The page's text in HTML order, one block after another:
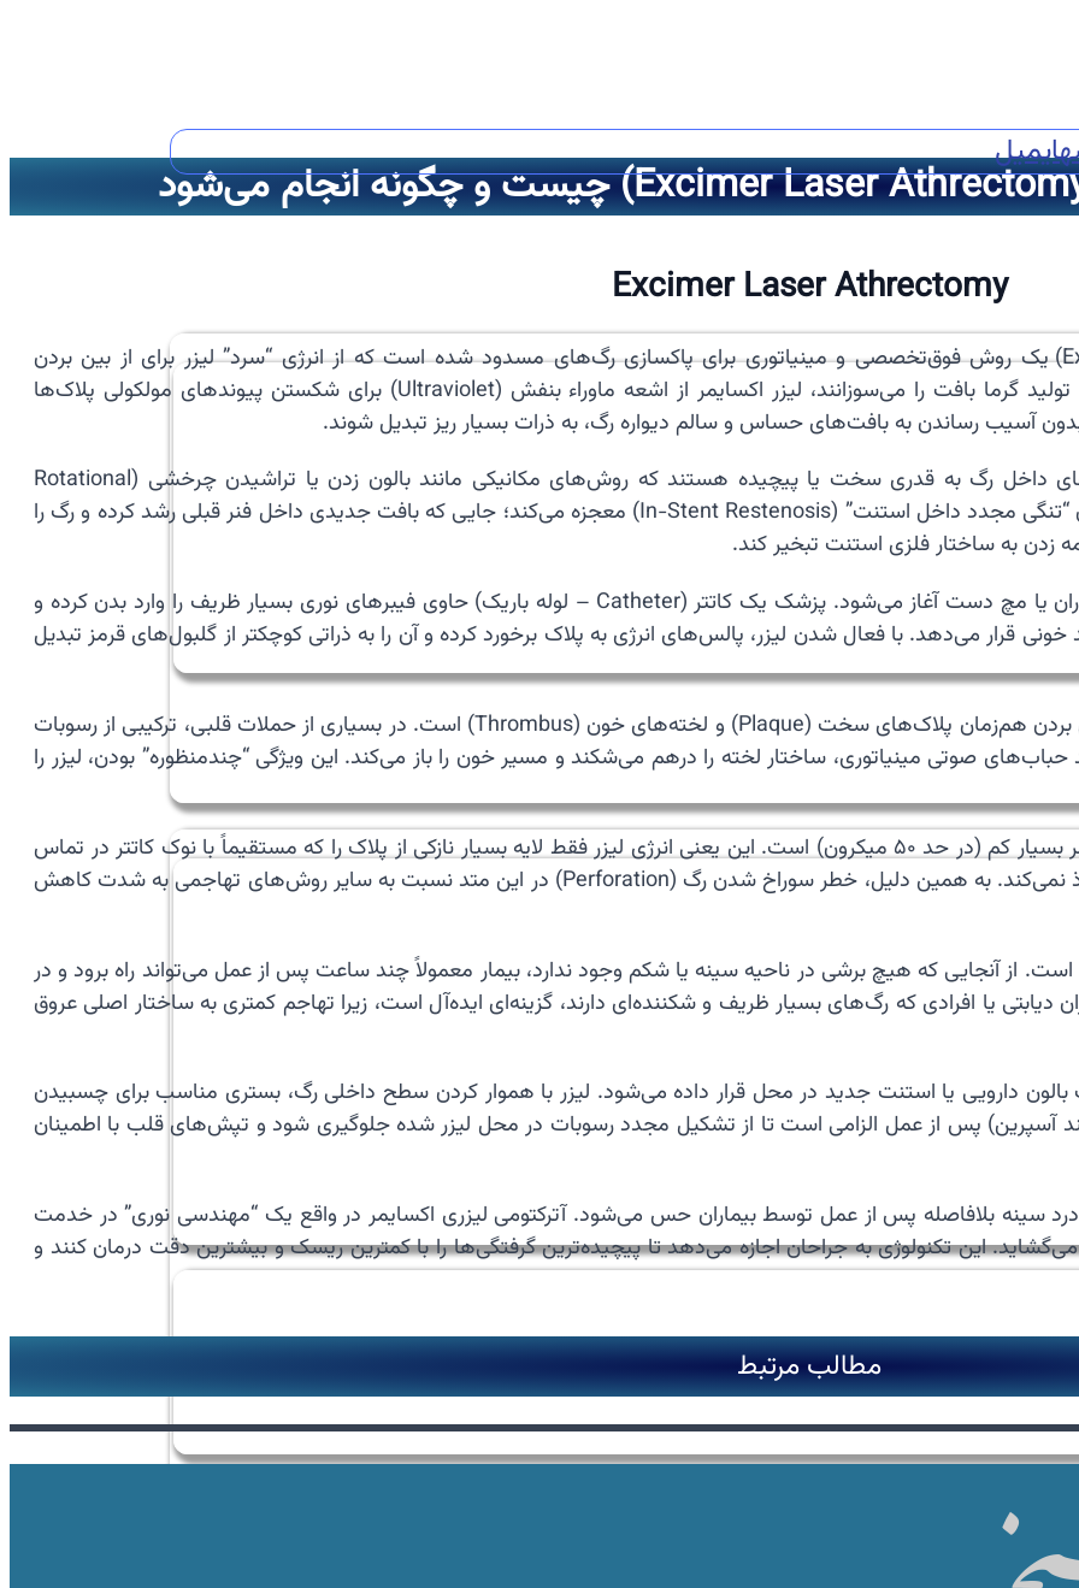
ایمیل
Excimer Laser Athrectomy
) یک روش فوق‌تخصصی و مینیاتوری برای پاکسازی رگ‌های مسدود شده است که از انرژی “سرد” لیزر برای از بین بردن
پلاک‌های عروقی استفاده می‌کند. برخلاف سایر لیزرها که با تولید گرما بافت را می‌سوزانند، لیزر اکسایمر از اشعه ماوراء بنفش (Ultraviolet) برای شکستن پیوندهای مولکولی پلاک‌ها
آسیب رساندن به بافت‌های حساس و سالم دیواره رگ، به ذرات بسیار ریز تبدیل شوند.
🧱 ضرورت استفاده از این تکنولوژی زمانی است که پلاک‌های داخل رگ به قدری سخت یا پیچیده هستند که روش‌های مکانیکی مانند بالون زدن یا تراشیدن چرخشی (Rotational
Atherectomy) کارساز نیستند. لیزر اکسایمر به‌ویژه در درمان “تنگی مجدد داخل استنت” (In-Stent Restenosis) معجزه می‌کند؛ جایی که بافت جدیدی داخل فنر قبلی رشد کرده و رگ را
زدن به ساختار فلزی استنت تبخیر کند.
💉 فرآیند جراحی با ایجاد یک دسترسی کوچک در رگ کشاله ران یا مچ دست آغاز می‌شود. پزشک یک کاتتر (Catheter – لوله باریک) حاوی فیبرهای نوری بسیار ظریف را وارد بدن کرده و
قرار می‌دهد. با فعال شدن لیزر، پالس‌های انرژی به پلاک برخورد کرده و آن را به ذراتی کوچکتر از گلبول‌های قرمز تبدیل
🌊 یکی از مزایای منحصربه‌فرد این روش، توانایی آن در از بین بردن هم‌زمان پلاک‌های سخت (Plaque) و لخته‌های خون (Thrombus) است. در بسیاری از حملات قلبی، ترکیبی از رسوبات
صوتی مینیاتوری، ساختار لخته را درهم می‌شکند و مسیر خون را باز می‌کند. این ویژگی “چندمنظوره” بودن، لیزر را
🩹 ایمنی این روش بسیار بالاست، زیرا عمق نفوذ لیزر اکسایمر بسیار کم (در حد ۵۰ میکرون) است. این یعنی انرژی لیزر فقط لایه بسیار نازکی از پلاک را که مستقیماً با نوک کاتتر در تماس
است هدف قرار می‌دهد و به لایه‌های زیرین و حیاتی رگ نفوذ نمی‌کند. به همین دلیل، خطر سوراخ شدن رگ (Perforation) در این متد نسبت به سایر روش‌های تهاجمی به شدت کاهش
از آنجایی که هیچ برشی در ناحیه سینه یا شکم وجود ندارد، بیمار معمولاً چند ساعت پس از عمل می‌تواند راه برود و در
یا افرادی که رگ‌های بسیار ظریف و شکننده‌ای دارند، گزینه‌ای ایده‌آل است، زیرا تهاجم کمتری به ساختار اصلی عروق
بالون دارویی یا استنت جدید در محل قرار داده می‌شود. لیزر با هموار کردن سطح داخلی رگ، بستری مناسب برای چسبیدن
پس از عمل الزامی است تا از تشکیل مجدد رسوبات در محل لیزر شده جلوگیری شود و تپش‌های قلب با اطمینان
سینه بلافاصله پس از عمل توسط بیماران حس می‌شود. آترکتومی لیزری اکسایمر در واقع یک “مهندسی نوری” در خدمت
این تکنولوژی به جراحان اجازه می‌دهد تا پیچیده‌ترین گرفتگی‌ها را با کمترین ریسک و بیشترین دقت درمان کنند و
مطالب مرتبط